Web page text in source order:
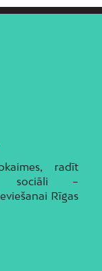
radīt
sociāli –
Rīgas